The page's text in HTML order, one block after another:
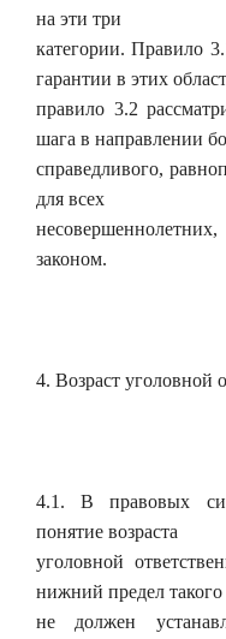
на эти три
категории. Правило
гарантии в этих
правило 3.2
шага в направлении
справедливого,
для всех
законом.
4. Возраст уголовной
4.1. В правовых
понятие возраста
уголовной
нижний предел такого
не должен